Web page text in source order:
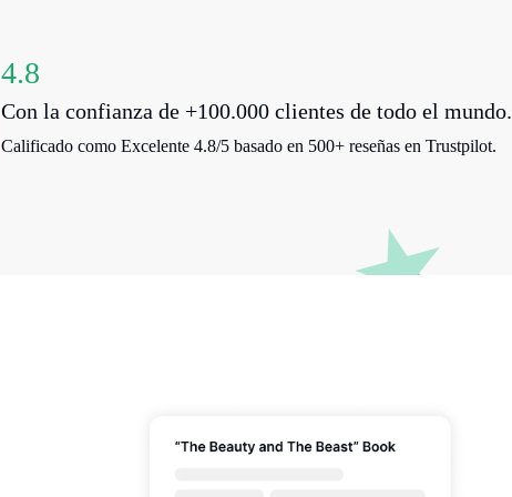
4.8
Con la confianza de +100.000 clientes de todo el mundo.
Calificado como Excelente 4.8/5 basado en 500+ reseñas en Trustpilot.